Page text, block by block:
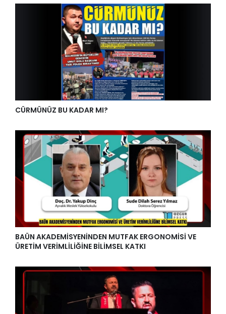
CÜRMÜNÜZ BU KADAR MI?
BAÜN AKADEMİSYENİNDEN MUTFAK ERGONOMİSİ VE
ÜRETİM VERİMLİLİĞİNE BİLİMSEL KATKI